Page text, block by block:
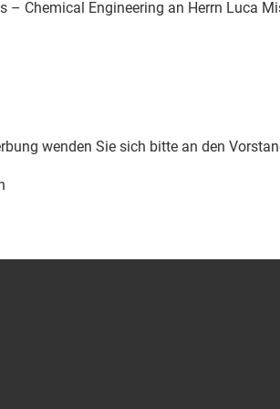
– Chemical Engineering an Herrn Luca
wenden Sie sich bitte an den